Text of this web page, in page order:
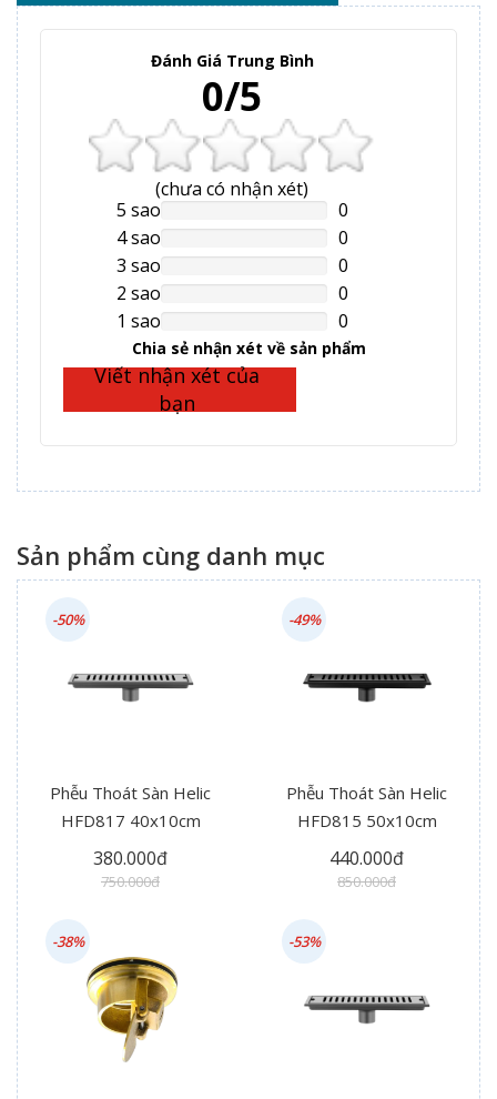
Đánh Giá Trung Bình
0/5
(chưa có nhận xét)
5 saoNAN%
Complete
0
4 saoNAN%
Complete
0
3 saoNAN%
Complete
0
2 saoNAN%
Complete
0
1 saoNAN%
Complete
0
Chia sẻ nhận xét về sản phẩm
Viết nhận xét của
bạn
Sản phẩm cùng danh mục
Phễu Thoát Sàn Helic
HFD817 40x10cm
380.000đ
750.000đ
-50%
Phễu Thoát Sàn Helic
HFD815 50x10cm
440.000đ
850.000đ
-49%
-38% -53%